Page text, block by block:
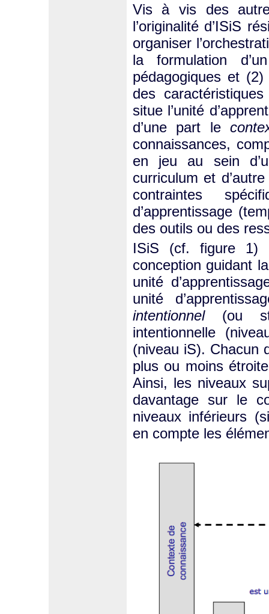
Vis à vis des
l’originalité d’ISiS
organiser
la formulation
pédagogiques et
des
situe l’unité
d’une part le
connaissances,
en jeu au sein
curriculum et
contraintes
d’apprentissage
des outils ou des
ISiS (cf. figure 1)
conception guidant
unité
unité
intentionnel(ou
intentionnelle
(niveau iS). Chacun
plus ou moins
Ainsi, les niveaux
davantage sur le
niveaux inférieurs
en compte les